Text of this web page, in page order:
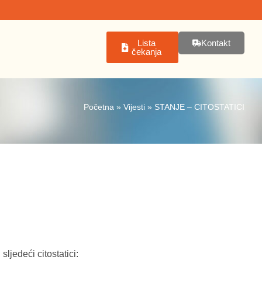
Lista
čekanja
Kontakt
Početna » Vijesti » STANJE – CITOSTATICI
citostatici: